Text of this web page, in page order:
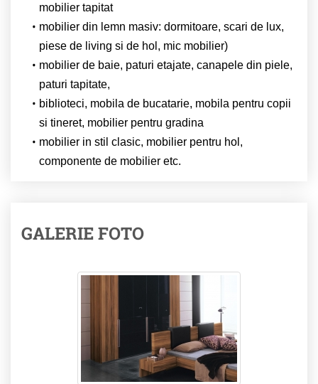
mobilier tapitat
mobilier din lemn masiv: dormitoare, scari de lux,
piese de living si de hol, mic mobilier)
mobilier de baie, paturi etajate, canapele din piele,
paturi tapitate,
biblioteci, mobila de bucatarie, mobila pentru copii
si tineret, mobilier pentru gradina
mobilier in stil clasic, mobilier pentru hol,
componente de mobilier etc.
GALERIE FOTO